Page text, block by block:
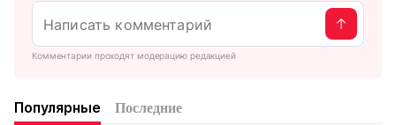
Комментарии проходят модерацию редакцией
Популярные Последние